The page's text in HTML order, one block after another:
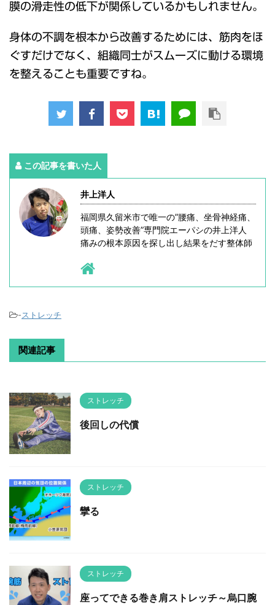
膜の滑走性の低下が関係しているかもしれません。
身体の不調を根本から改善するためには、筋肉をほ
ぐすだけでなく、組織同士がスムーズに動ける環境
を整えることも重要ですね。
この記事を書いた人
井上洋人
福岡県久留米市で唯一の”腰痛、坐骨神経痛、
頭痛、姿勢改善”専門院エーパシの井上洋人
痛みの根本原因を探し出し結果をだす整体師
-ストレッチ
関連記事
ストレッチ
後回しの代償
ストレッチ
攣る
ストレッチ
座ってできる巻き肩ストレッチ～烏口腕